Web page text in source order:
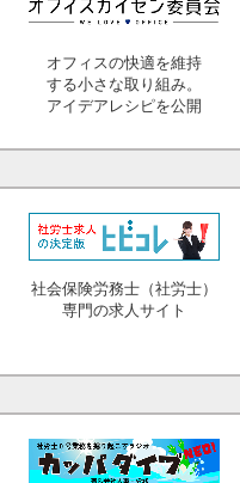
オフィスの快適を維持
する小さな取り組み。
アイデアレシピを公開
社会保険労務士（社労士）
専門の求人サイト